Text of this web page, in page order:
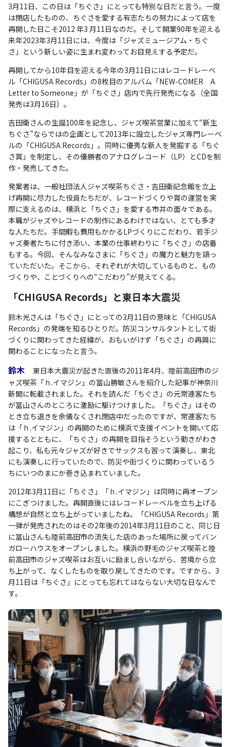
3月11日、この日は「ちぐさ」にとっても特別な日だと言う。一度
は閉店したものの、ちぐさを愛する有志たちの努力によって店を
再開した日こそ2012 年3 月11日なのだ。そして開業90年を迎える
来年2023年3月11日には、今度は「ジャズミュージアム・ちぐ
さ」という新しい姿に生まれ変わってお目見えする予定だ。
再開してから10年目を迎える今年の3月11日にはレコードレーベ
ル「CHIGUSA Records」の8枚目のアルバム「NEW-COMER A
Letter to Someone」が「ちぐさ」店内で先行発売になる（全国
発売は3月16日）。
吉田衛さんの生誕100年を記念し、ジャズ喫茶営業に加えて“新生
ちぐさ”ならではの企画として2013年に設立したジャズ専門レーベ
ルの「CHIGUSA Records」。同時に優秀な新人を発掘する「ちぐ
さ賞」を制定し、その優勝者のアナログレコード（LP）とCDを制
作・発売してきた。
発案者は、一般社団法人ジャズ喫茶ちぐさ・吉田衛記念館を立上
げ再開に尽力した役員たちだが、レコードづくりや賞の運営を実
際に支えるのは、横浜と「ちぐさ」を愛する市井の面々である。
本職がジャズやレコードの制作にあるわけではない、とても多才
な人たちだ。手間暇も費用もかかるLPづくりにこだわり、若手ジ
ャズ奏者たちに付き添い、本業の仕事終わりに「ちぐさ」の店番
もする。今回、そんなみなさまに「ちぐさ」の魔力と魅力を語っ
ていただいた。そこから、それぞれが大切しているものと、もの
づくりや、ことづくりへの“こだわり”が見えてくる。
「CHIGUSA Records」と東日本大震災
鈴木光さんは「ちぐさ」にとっての3月11日の意味と「CHIGUSA
Records」の発端を知るひとりだ。防災コンサルタントとして街
づくりに関わってきた経緯が、おもいがけず「ちぐさ」の再興に
関わることになったと言う。
鈴木 東日本大震災が起きた直後の2011年4月、陸前高田市のジ
ャズ喫茶「ｈ.イマジン」の冨山勝敏さんを紹介した記事が神奈川
新聞に転載されました。それを読んだ「ちぐさ」の元常連客たち
が冨山さんのところに激励に駆けつけました。「ちぐさ」はその
とき立ち退きを余儀なくされ閉店中だったのですが、常連客たち
は「ｈ.イマジン」の再開のために横浜で支援イベントを開いて応
援するとともに、「ちぐさ」の再開を目指そうという動きがわき
起こり、私も元々ジャズが好きでサックスも習って演奏し、東北
にも演奏しに行っていたので、防災や街づくりに関わっているう
ちにいつのまにか巻き込まれていました。
2012年3月11日に「ちぐさ」「ｈ.イマジン」は同時に再オープン
にこぎつけました。再開直後にはレコードレーベルを立ち上げる
構想が自然と立ち上がっていましたね。「CHIGUSA Records」第
一弾が発売されたのはその2年後の2014年3月11日のこと、同じ日
に冨山さんも陸前高田市の流失した店のあった場所に戻ってバン
ガローハウスをオープンしました。横浜の野毛のジャズ喫茶と陸
前高田市のジャズ喫茶はお互いに励まし合いながら、苦境から立
ち上がって、なくしたものを取り戻してきたのです。ですから、3
月11日は「ちぐさ」にとっても忘れてはならない大切な日なんで
す。